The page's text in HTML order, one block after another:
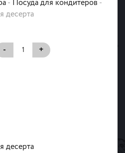
- Посуда для кондитеров -
десерта
- +
десерта